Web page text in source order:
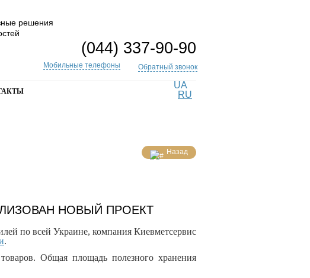
решения
(044) 337-90-90
Мобильные телефоны Обратный звонок
UA
RU
Назад
НОВЫЙ ПРОЕКТ
по всей Украине, компания Киевметсервис
.
Общая площадь полезного хранения